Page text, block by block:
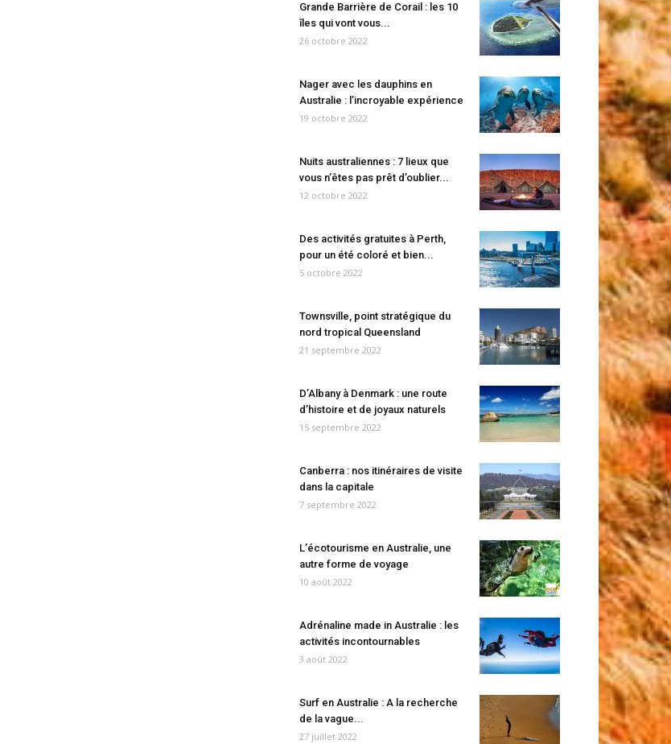
Grande Barrière de Corail : les 10
îles qui vont vous...
26 octobre 2022
Nager avec les dauphins en
Australie : l’incroyable expérience
19 octobre 2022
Nuits australiennes : 7 lieux que
vous n’êtes pas prêt d’oublier...
12 octobre 2022
Des activités gratuites à Perth,
pour un été coloré et bien...
5 octobre 2022
Townsville, point stratégique du
nord tropical Queensland
21 septembre 2022
D’Albany à Denmark : une route
d’histoire et de joyaux naturels
15 septembre 2022
Canberra : nos itinéraires de visite
dans la capitale
7 septembre 2022
L’écotourisme en Australie, une
autre forme de voyage
10 août 2022
Adrénaline made in Australie : les
activités incontournables
3 août 2022
Surf en Australie : A la recherche
de la vague...
27 juillet 2022